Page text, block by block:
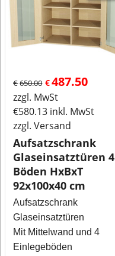
€650.00 €487.50
zzgl. MwSt
€580.13 inkl. MwSt
zzgl. Versand
Aufsatzschrank
Glaseinsatztüren 4
Böden HxBxT
92x100x40 cm
Aufsatzschrank
Glaseinsatztüren
Mit Mittelwand und 4
Einlegeböden